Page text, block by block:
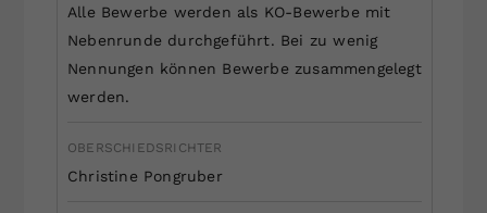
Alle Bewerbe werden als KO-Bewerbe mit
Nebenrunde durchgeführt. Bei zu wenig
Nennungen können Bewerbe zusammengelegt
werden.
OBERSCHIEDSRICHTER
Christine Pongruber